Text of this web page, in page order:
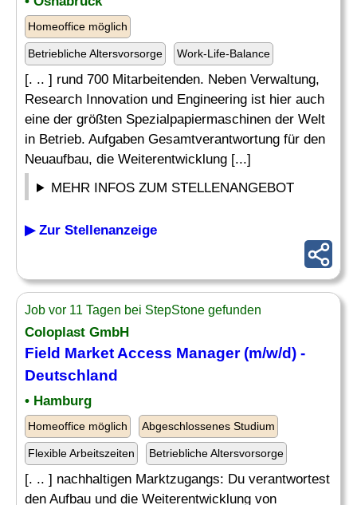
Homeoffice möglich
Betriebliche Altersvorsorge Work-Life-Balance
[. .. ] rund 700 Mitarbeitenden. Neben Verwaltung,
Research Innovation und Engineering ist hier auch
eine der größten Spezialpapiermaschinen der Welt
in Betrieb. Aufgaben Gesamtverantwortung für den
Neuaufbau, die Weiterentwicklung [...]
MEHR INFOS ZUM STELLENANGEBOT
▶ Zur Stellenanzeige
Job vor 11 Tagen bei StepStone gefunden
Coloplast GmbH
Field Market Access Manager(m/w/d) -
Deutschland
• Hamburg
Homeoffice möglich Abgeschlossenes Studium
Flexible Arbeitszeiten Betriebliche Altersvorsorge
[. .. ] nachhaltigen Marktzugangs: Du verantwortest
den Aufbau und die Weiterentwicklung von